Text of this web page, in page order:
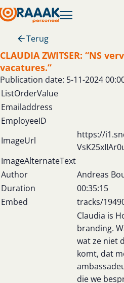
Terug
CLAUDIA ZWITSER: “NS
vacatures.”
Publication date: 5-11-2024
ListOrderValue
Emailaddress
EmployeeID
ImageUrl
https://
ImageAlternateText
Author
Andreas
Duration
00:35:15
Embed
tracks/
Claudia is
branding.
wat ze niet
komt, dat
die we